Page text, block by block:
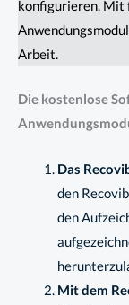
konfigurieren. Mit
Arbeit.
Die kostenlose
Das
den
den
Mit dem